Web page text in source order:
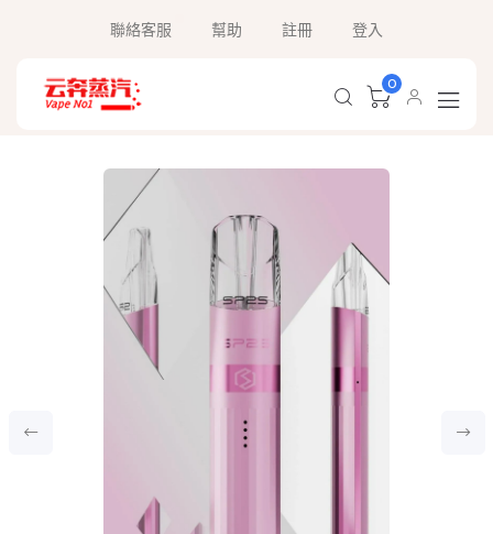
聯絡客服 幫助 註冊 登入
0